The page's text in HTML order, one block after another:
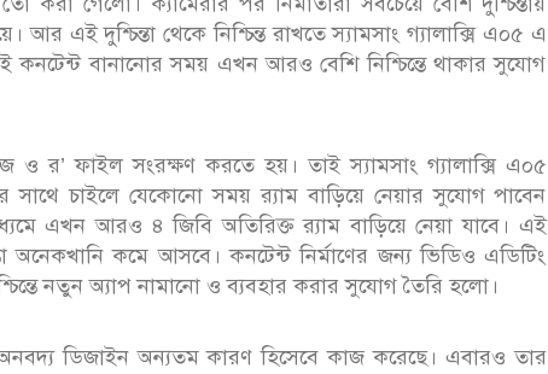
এই দুশ্চিন্তা থেকে নিশ্চিন্ত রাখতে স্যামসাং গ্যালাক্সি এ০৫ এ
কনটেন্ট বানানোর সময় এখন আরও বেশি নিশ্চিন্তে থাকার সুযোগ
ও র’ ফাইল সংরক্ষণ করতে হয়। তাই স্যামসাং গ্যালাক্সি এ০৫
চাইলে যেকোনো সময় র‍্যাম বাড়িয়ে নেয়ার সুযোগ পাবেন
এখন আরও ৪ জিবি অতিরিক্ত র‍্যাম বাড়িয়ে নেয়া যাবে। এই
অনেকখানি কমে আসবে। কনটেন্ট নির্মাণের জন্য ভিডিও এডিটিং
নতুন অ্যাপ নামানো ও ব্যবহার করার সুযোগ তৈরি হলো।
অনবদ্য ডিজাইন অন্যতম কারণ হিসেবে কাজ করেছে। এবারও তার